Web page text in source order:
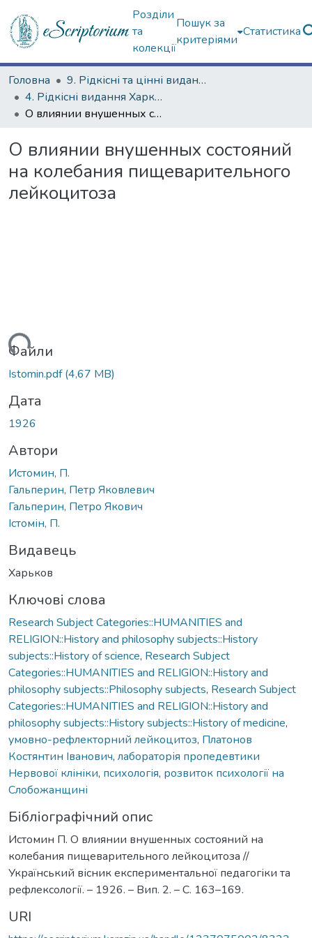
Розділи
та
колекції
Пошук за
критеріями
Статистика
Головна
9. Рідкісні та цінні видання
4. Рідкісні видання Харкова ХХ ст.
О влиянии внушенных состояний на колебания пищеварительного лейкоцитоза
О влиянии внушенных состояний
на колебания пищеварительного
лейкоцитоза
Файли
Istomin.pdf(4,67 MB)
Дата
1926
Автори
Истомин, П.
Гальперин, Петр Яковлевич
Гальперин, Петро Якович
Істомін, П.
Видавець
Харьков
Ключові слова
Research Subject Categories::HUMANITIES and
RELIGION::History and philosophy subjects::History
subjects::History of science, Research Subject
Categories::HUMANITIES and RELIGION::History and
philosophy subjects::Philosophy subjects, Research Subject
Categories::HUMANITIES and RELIGION::History and
philosophy subjects::History subjects::History of medicine,
умовно-рефлекторний лейкоцитоз, Платонов
Костянтин Іванович, лабораторія пропедевтики
Нервової клініки, психологія, розвиток психології на
Слобожанщині
Бібліографічний опис
Истомин П. О влиянии внушенных состояний на
колебания пищеварительного лейкоцитоза //
Український вісник експериментальної педагогіки та
рефлексології. – 1926. – Вип. 2. – С. 163–169.
URI